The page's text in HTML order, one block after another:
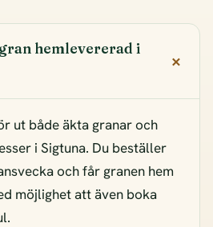
hemlevererad i
ut både äkta granar och
i Sigtuna. Du beställer
och får granen hem
möjlighet att även boka